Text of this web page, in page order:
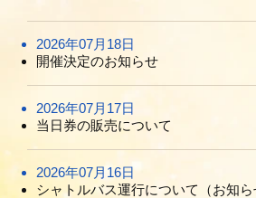
2026年07月18日
開催決定のお知らせ
2026年07月17日
当日券の販売について
2026年07月16日
シャトルバス運行について（お知ら